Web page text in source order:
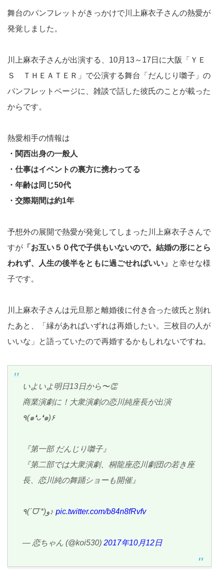
舞台のパンフレットがきっかけで川上麻衣子さんの熱愛が
発覚しました。
川上麻衣子さんが出演する、10月13～17日に大阪「ＹＥ
Ｓ ＴＨＥＡＴＥＲ」で公演する舞台「だんじり囃子」の
パンフレットページに、雑談で話した彼氏のことが載った
からです。
熱愛相手の情報は
・関西出身の一般人
・仕事はイベントの裏方に携わってる
・年齢は同じ50代
・交際期間は約1年
予想外の展開で熱愛が発覚してしまった川上麻衣子さんで
すが 「お互い５０代で子供もいないので。結婚の形にとら
われず、人生の後半をともに過ごせればいい」
と幸せな様
子です。
川上麻衣子さんは元旦那と離婚後に付き合った彼氏と別れ
たあと、「縁があればいずれは再婚したい。三枚目の人が
いいな」と語っていたので再婚するかもしれないですね。
いよいよ明日13日から〜👏
商業演劇に！大衆演劇の恋川純座長が出演
٩(๑❛ᴗ❛๑)۶
『第一部 だんじり囃子』
『第二部では大衆演劇、桐龍座恋川劇団の若き座
長、恋川純の舞踊ショーも開催』
٩(ˊᗜˋ*)و♪ pic.twitter.com/b84n8fRvfv
— 恋ちゃん (@koi530) 2017年10月12日